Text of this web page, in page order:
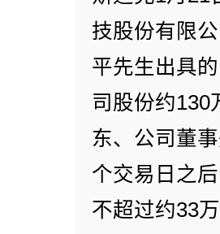
技股份有限
平先生出具
司股份约130
东、公司董
个交易日之
不超过约33